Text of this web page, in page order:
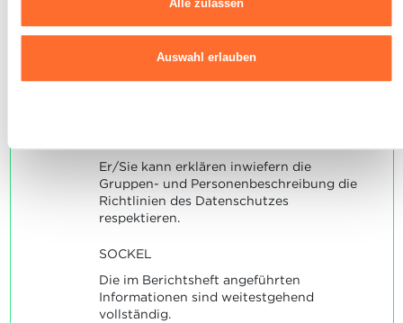
Ausführlichere Informationen darüber, wie wir Cookies nutzen und
wie wir mit Ihren personenbezogenen Daten umgehen, finden sie
Alle zulassen
Auswahl erlauben
Alter
Lebensphase
Beobachtungen bezüglich des
Er/Sie kann erklären inwiefern die
Gruppen- und Personenbeschreibung die
Richtlinien des Datenschutzes
respektieren.
SOCKEL
Die im Berichtsheft angeführten
Informationen sind weitestgehend
vollständig.